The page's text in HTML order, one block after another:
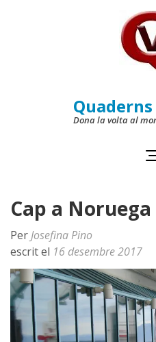
Dona la volta al
Cap a Noruega
Per Josefina Pino
escrit el 16 desembre 2017